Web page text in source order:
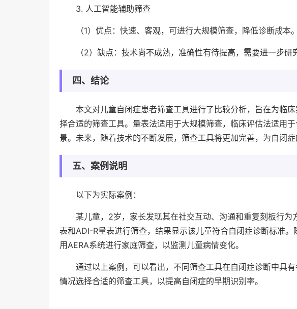
3. 人工智能辅助筛查
（1）优点：快速、客观，可进行大规模筛查，降低诊断成本。
（2）缺点：技术尚不成熟，准确性有待提高，需要进一步研
四、结论
本文对儿童自闭症患者筛查工具进行了比较分析，旨在为临
择合适的筛查工具。量表法适用于大规模筛查，临床评估法适用
景。未来，随着技术的不断发展，筛查工具将更加完善，为自闭症
五、案例说明
以下为实际案例：
某儿童，2岁，家长发现其在社交互动、沟通和重复刻板行
表和ADI-R量表进行筛查，结果显示该儿童符合自闭症诊断标准
用AERA系统进行家庭筛查，以监测儿童病情变化。
通过以上案例，可以看出，不同筛查工具在自闭症诊断中具
情况选择合适的筛查工具，以提高自闭症的早期识别率。